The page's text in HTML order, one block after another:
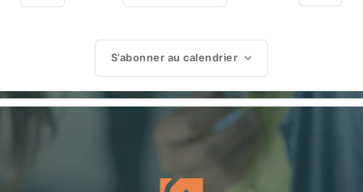
S’abonner au calendrier